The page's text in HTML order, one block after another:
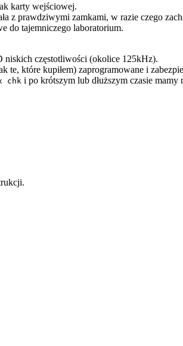
karty wejściowej.
z prawdziwymi zamkami, w razie czego
do tajemniczego laboratorium.
niskich częstotliwości (okolice 125kHz).
które kupiłem) zaprogramowane i
chk i po krótszym lub dłuższym czasie mamy